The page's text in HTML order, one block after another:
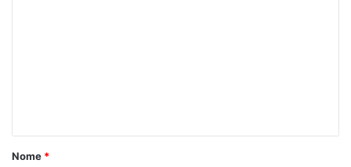
r
Nome *